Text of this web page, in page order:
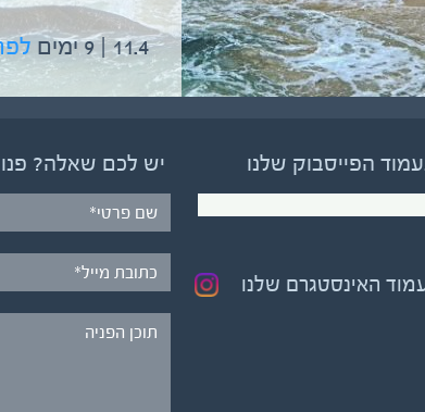
11.4 | 9 ימים 5.6 | 12 ימים לפרטים והרשמה
הפייסבוק שלנו
האינסטגרם שלנו
יש לכם שאלה? פנו